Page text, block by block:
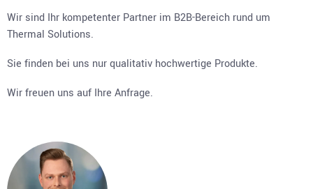
Wir sind Ihr kompetenter Partner im B2B-Bereich rund um
Thermal Solutions.
Sie finden bei uns nur qualitativ hochwertige Produkte.
Wir freuen uns auf Ihre Anfrage.